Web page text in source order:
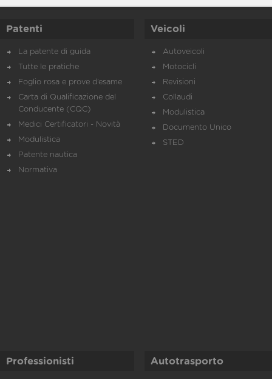
Patenti
La patente di guida
Tutte le pratiche
Foglio rosa e prove d’esame
Carta di Qualificazione del
Conducente (CQC)
Medici Certificatori - Novità
Modulistica
Patente nautica
Normativa
Veicoli
Autoveicoli
Motocicli
Revisioni
Collaudi
Modulistica
Documento Unico
STED
Professionisti Autotrasporto